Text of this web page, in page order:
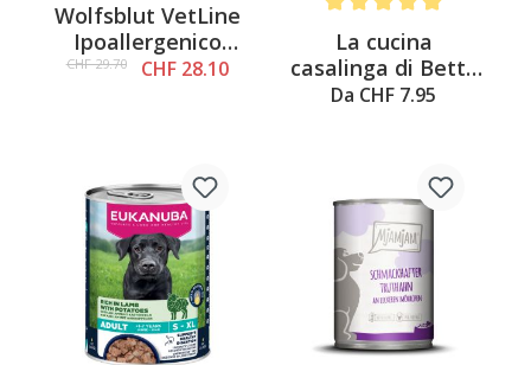
Wolfsblut VetLine
Ipoallergenico
6x395g
CHF 29.70 CHF 28.10
La cucina
casalinga di Betty
manzo & olio di
Da CHF 7.95